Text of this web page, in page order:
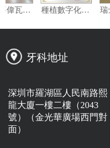
義獲嘉偉瓦特登指定合作夥伴 種植數字化修復指定合作單位
牙科地址
深圳市羅湖區人民南路熙
龍大廈一樓二樓（2043
號）（金光華廣場西門對
面）